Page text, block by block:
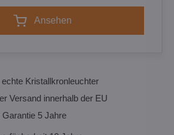
Ansehen
Kristallkronleuchter
Versand innerhalb der EU
Garantie 5 Jahre